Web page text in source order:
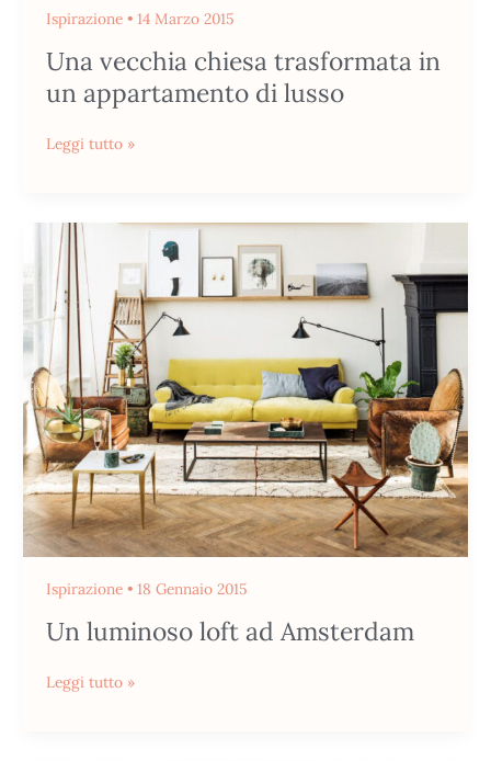
Ispirazione• 14 Marzo 2015
Una vecchia chiesa trasformata in
un appartamento di lusso
Leggi tutto »
Ispirazione• 18 Gennaio 2015
Un luminoso loft ad Amsterdam
Un
luminoso
loft
ad
Amsterdam
Leggi tutto »